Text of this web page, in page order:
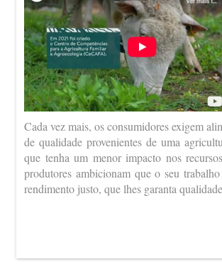
Cada vez mais, os consumidores exigem
de qualidade provenientes de uma
que tenha um menor impacto nos
produtores ambicionam que o seu
rendimento justo, que lhes garanta